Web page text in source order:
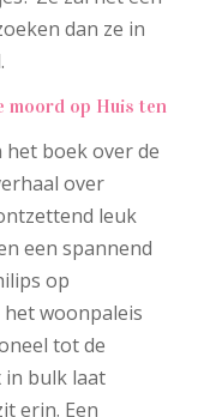
dan ze in
moord op Huis ten
boek over de
over
leuk
een spannend
op
woonpaleis
tot de
in bulk laat
erin. Een